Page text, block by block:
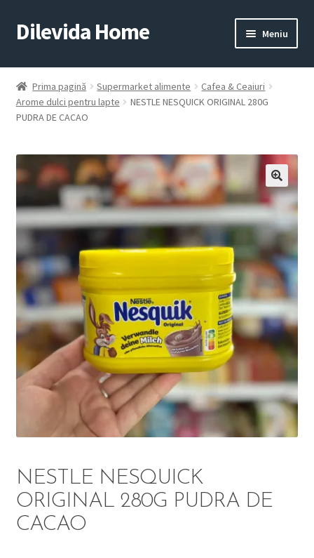
Sari
la
Sari
la
Dilevida Home Meniu
JUCARII
DETERGENT
SOLUȚII CURĂȚENIE
ÎNGRIJIRE
PERSONALĂ
TROLERE
Prima pagină Supermarket alimente
Cafea & Ceaiuri
Arome dulci pentru lapte
NESTLE NESQUICK ORIGINAL 280G
PUDRA DE CACAO
NESTLE NESQUICK
ORIGINAL 280G PUDRA DE
CACAO